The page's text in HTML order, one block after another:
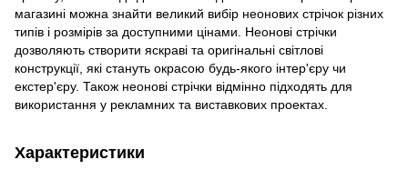
магазині можна знайти великий вибір неонових стрічок різних
типів і розмірів за доступними цінами. Неонові стрічки
дозволяють створити яскраві та оригінальні світлові
конструкції, які стануть окрасою будь-якого інтер'єру чи
екстер'єру. Також неонові стрічки відмінно підходять для
використання у рекламних та виставкових проектах.
Характеристики